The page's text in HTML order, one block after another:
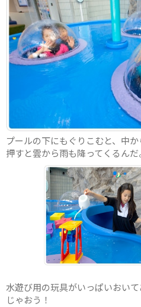
プールの下にもぐりこむと、中
押すと雲から雨も降ってくるんだ
水遊び用の玩具がいっぱいおい
じゃおう！